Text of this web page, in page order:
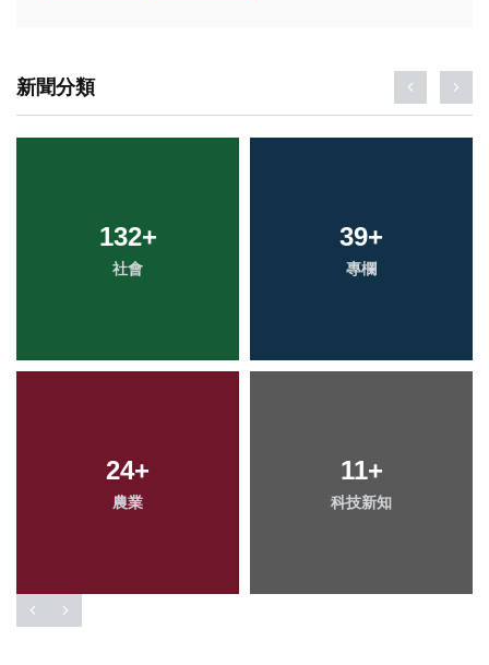
新聞分類
132+
社會
39+
專欄
24+
農業
11+
科技新知
54+
旅遊
0+
大陸
78+
文教
17+
頭條